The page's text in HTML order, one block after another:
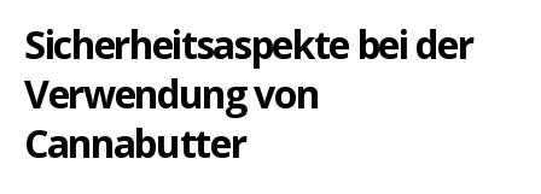
Sicherheitsaspekte bei der
Verwendung von
Cannabutter